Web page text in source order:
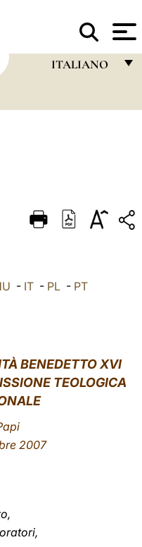
ITALIANO
DEUTSCH
العربيّة - IT- PL- PT
BENEDETTO XVI
TEOLOGICA
2007